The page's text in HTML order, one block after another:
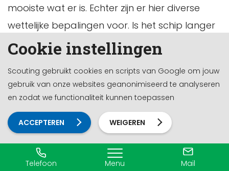
Cookie instellingen
Scouting gebruikt cookies en scripts van Google om jouw
gebruik van onze websites geanonimiseerd te analyseren
en zodat we functionaliteit kunnen toepassen
ACCEPTEREN WEIGEREN
mooiste wat er is. Echter zijn er hier diverse
wettelijke bepalingen voor. Is het schip langer
dan 20 meter of de blokmaat (L x B x
diepgang) 100 m3 of groter, dan moet het
schip gecertificeerd zijn. Ook Scouting stelt
eisen aan het schip als er met leden gevaren
gaat worden, het certificaat Scouting
wachtschepen. Ook wordt er een
vaarbevoegdheidsdocument verlangd
afhankelijk van de lengte van het schip. Bij een
Telefoon Menu Mail